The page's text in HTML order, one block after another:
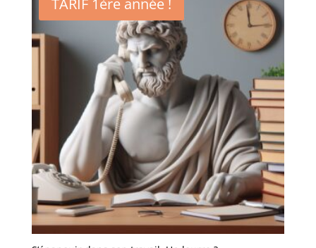
TARIF 1ère année !